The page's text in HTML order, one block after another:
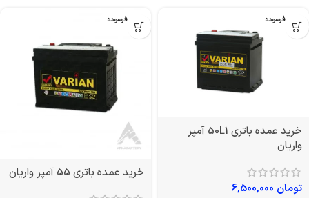
بدون فرسوده
خرید عمده باتری 50L1 آمپر
واریان
تومان
بدون فرسوده
خرید عمده باتری 55 آمپر واریان